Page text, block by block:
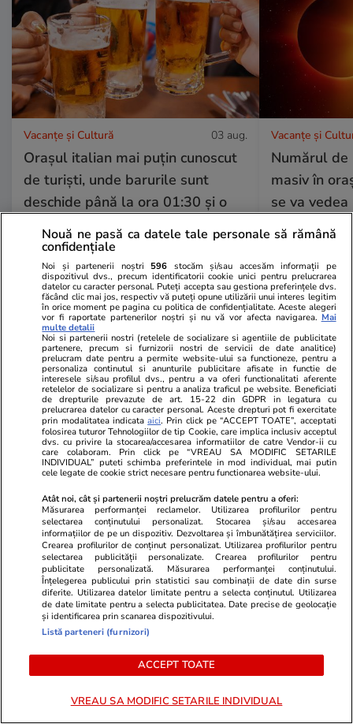
Vacanțe și Cultură 03 aug.
Orașul italian mai puțin cunoscut
de turiști, unde barurile sunt
deschide până la ora 01:30 și o
Vacanțe și
Numărul de
masiv în
se va
Lifestyle 01 aug.
Cum se face cafeaua la presa
franceză – cum funcționează și
care sunt avantajele
Lifestyle 15 iul.
Combinaţii răcoritoare de apă
cu fructe şi plante aromatice
pentru vară
Lifestyle
Nouă ne pasă ca datele tale personale să rămână
confidențiale
Noi și partenerii noștri 596 stocăm și/sau accesăm informații pe
dispozitivul dvs., precum identificatorii cookie unici pentru prelucrarea
datelor cu caracter personal. Puteți accepta sau gestiona preferințele dvs.
făcând clic mai jos, respectiv vă puteți opune utilizării unui interes legitim
în orice moment pe pagina cu politica de confidențialitate. Aceste alegeri
vor fi raportate partenerilor noștri și nu vă vor afecta navigarea. Mai
multe detalii
Noi si partenerii nostri (retelele de socializare si agentiile de publicitate
partenere, precum si furnizorii nostri de servicii de date analitice)
prelucram date pentru a permite website-ului sa functioneze, pentru a
personaliza continutul si anunturile publicitare afisate in functie de
interesele si/sau profilul dvs., pentru a va oferi functionalitati aferente
retelelor de socializare si pentru a analiza traficul pe website. Beneficiati
de drepturile prevazute de art. 15-22 din GDPR in legatura cu
prelucrarea datelor cu caracter personal. Aceste drepturi pot fi exercitate
prin modalitatea indicataaici. Prin click pe “ACCEPT TOATE”, acceptati
folosirea tuturor Tehnologiilor de tip Cookie, care implica inclusiv acceptul
dvs. cu privire la stocarea/accesarea informatiilor de catre Vendor-ii cu
care colaboram. Prin click pe “VREAU SA MODIFIC SETARILE
INDIVIDUAL” puteti schimba preferintele in mod individual, mai putin
cele legate de cookie strict necesare pentru functionarea website-ului.
Atât noi, cât și partenerii noștri prelucrăm datele pentru a oferi:
Măsurarea performanței reclamelor. Utilizarea profilurilor pentru
selectarea conținutului personalizat. Stocarea și/sau accesarea
informațiilor de pe un dispozitiv. Dezvoltarea și îmbunătățirea serviciilor.
Crearea profilurilor de conținut personalizat. Utilizarea profilurilor pentru
selectarea publicității personalizate. Crearea profilurilor pentru
publicitate personalizată. Măsurarea performanței conținutului.
Înțelegerea publicului prin statistici sau combinații de date din surse
diferite. Utilizarea datelor limitate pentru a selecta conținutul. Utilizarea
de date limitate pentru a selecta publicitatea. Date precise de geolocație
și identificarea prin scanarea dispozitivului.
Listă parteneri (furnizori)
ACCEPT TOATE
VREAU SA MODIFIC SETARILE INDIVIDUAL